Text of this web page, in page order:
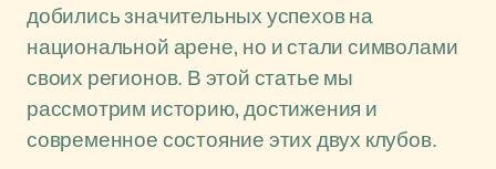
добились значительных успехов на
национальной арене, но и стали символами
своих регионов. В этой статье мы
рассмотрим историю, достижения и
современное состояние этих двух клубов.